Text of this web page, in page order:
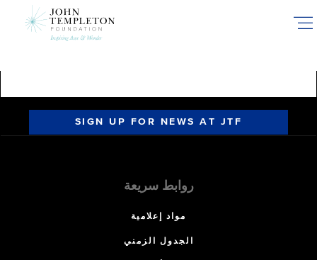
SIGN UP FOR NEWS AT JTF
روابط سريعة
مواد إعلامية
الجدول الزمني